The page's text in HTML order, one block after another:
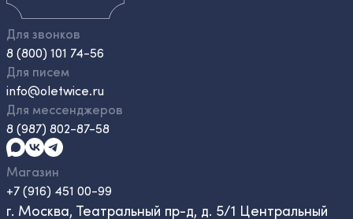
Для звонков
8 (800) 101 74-56
Для писем
info@oletwice.ru
Для мессенджеров
8 (987) 802-87-58
Магазин
+7 (916) 451 00-99
г. Москва, Театральный пр-д, д. 5/1 Центральный